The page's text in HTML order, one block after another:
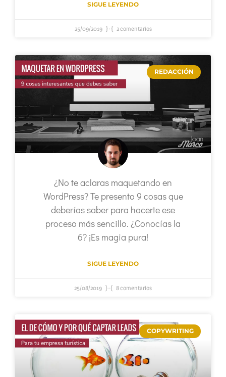
SIGUE LEYENDO
25/09/2019 2 comentarios
REDACCIÓN
¿No te aclaras maquetando en
WordPress? Te presento 9 cosas que
deberías saber para hacerte ese
proceso más sencillo. ¿Conocías la
6? ¡Es magia pura!
SIGUE LEYENDO
25/08/2019 8 comentarios
COPYWRITING